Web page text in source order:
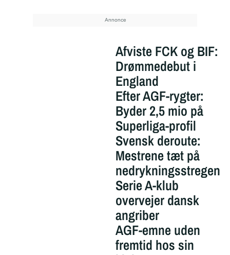
Afviste FCK og BIF:
Drømmedebut i
England
Efter AGF-rygter:
Byder 2,5 mio på
Superliga-profil
Svensk deroute:
Mestrene tæt på
nedrykningsstregen
Serie A-klub
overvejer dansk
angriber
AGF-emne uden
fremtid hos sin